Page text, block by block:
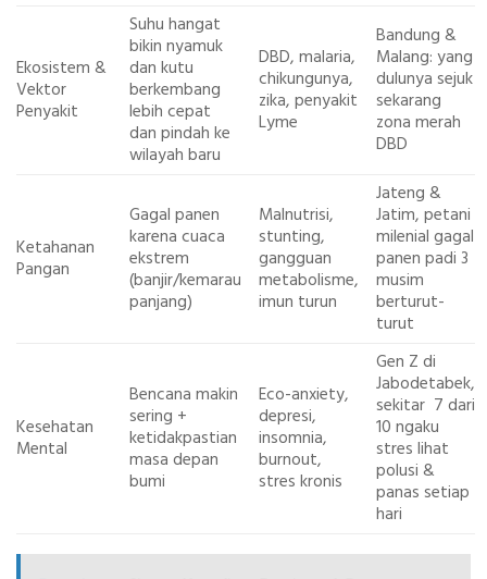
Ekosistem &
Vektor
Penyakit
Suhu hangat
bikin nyamuk
dan kutu
berkembang
lebih cepat
dan pindah ke
wilayah baru
DBD, malaria,
chikungunya,
zika, penyakit
Lyme
Bandung &
Malang: yang
dulunya sejuk
sekarang
zona merah
DBD
Ketahanan
Pangan
Gagal panen
karena cuaca
ekstrem
(banjir/kemarau
panjang)
Malnutrisi,
stunting,
gangguan
metabolisme,
imun turun
Jateng &
Jatim, petani
milenial gagal
panen padi 3
musim
berturut-
turut
Kesehatan
Mental
Bencana makin
sering +
ketidakpastian
masa depan
bumi
Eco-anxiety,
depresi,
insomnia,
burnout,
stres kronis
Gen Z di
Jabodetabek,
sekitar 7 dari
10 ngaku
stres lihat
polusi &
panas setiap
hari